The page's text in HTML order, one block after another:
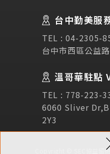
台中勤美服
TEL : 04-2305-
台中市西區公益
溫哥華駐點
TEL : 778-223-
6060 Sliver
2Y3
Copyright © SEC協益留